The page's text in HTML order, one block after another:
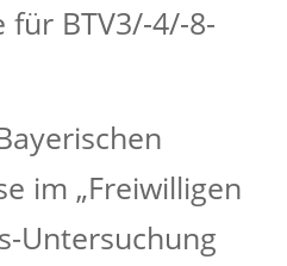
für BTV3/-4/-8-
im „Freiwilligen
Untersuchung